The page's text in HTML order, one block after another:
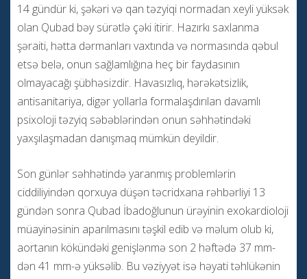
14 gündür ki, şəkəri və qan təzyiqi normadan xeyli yüksək
olan Qubad bəy sürətlə çəki itirir. Hazırkı saxlanma
şəraiti, hətta dərmanları vaxtında və normasında qəbul
etsə belə, onun sağlamlığına heç bir faydasının
olmayacağı şübhəsizdir. Havasızlıq, hərəkətsizlik,
antisanitariya, digər yollarla formalaşdırılan davamlı
psixoloji təzyiq səbəblərindən onun səhhətindəki
yaxşılaşmadan danışmaq mümkün deyildir.
Son günlər səhhətində yaranmış problemlərin
ciddiliyindən qorxuya düşən təcridxana rəhbərliyi 13
gündən sonra Qubad İbadoğlunun ürəyinin exokardioloji
müayinəsinin aparılmasını təşkil edib və məlum olub ki,
aortanın kökündəki genişlənmə son 2 həftədə 37 mm-
dən 41 mm-ə yüksəlib. Bu vəziyyət isə həyati təhlükənin